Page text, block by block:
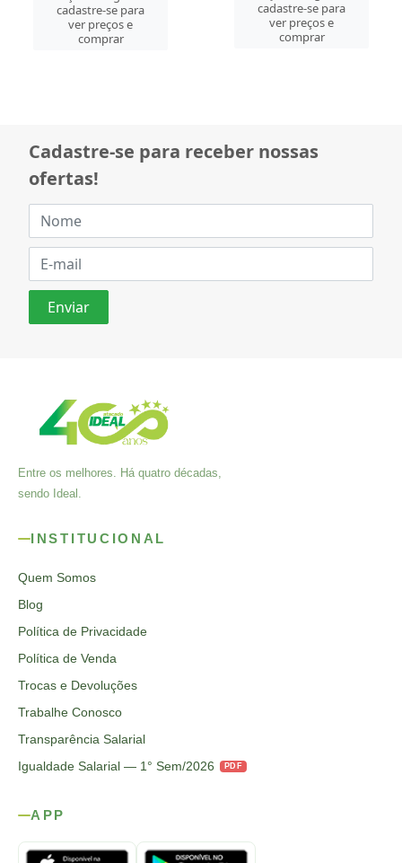
cadastre-se para
ver preços e
comprar
cadastre-se para
ver preços e
comprar
Cadastre-se para receber nossas
ofertas!
Entre os melhores. Há quatro décadas,
sendo Ideal.
INSTITUCIONAL
Quem Somos
Blog
Política de Privacidade
Política de Venda
Trocas e Devoluções
Trabalhe Conosco
Transparência Salarial
Igualdade Salarial — 1° Sem/2026
PDF
APP